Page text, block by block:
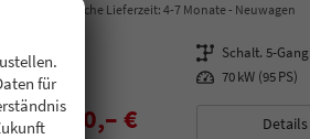
unverbindliche Lieferzeit: 4-7 Monate Neuwagen
Fahrzeugnummer Getriebe Schalt. 5-Gang
Kraftstoff Benzin Leistung 70 kW (95 PS)
20.850,– € Details
für